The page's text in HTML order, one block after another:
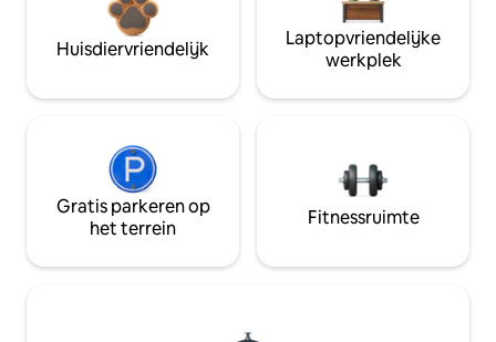
Huisdiervriendelijk
Laptopvriendelijke
werkplek
Gratis parkeren op
het terrein
Fitnessruimte